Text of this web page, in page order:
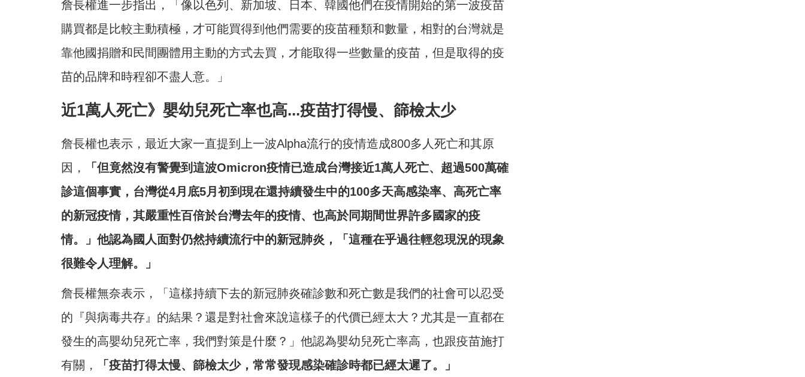
詹長權進一步指出，「像以色列、新加坡、日本、韓國他們在疫情開始的第一波疫苗
購買都是比較主動積極，才可能買得到他們需要的疫苗種類和數量，相對的台灣就是
靠他國捐贈和民間團體用主動的方式去買，才能取得一些數量的疫苗，但是取得的疫
苗的品牌和時程卻不盡人意。」
近1萬人死亡》嬰幼兒死亡率也高...疫苗打得慢、篩檢太少
詹長權也表示，最近大家一直提到上一波Alpha流行的疫情造成800多人死亡和其原
因，
「但竟然沒有警覺到這波Omicron疫情已造成台灣接近1萬人死亡、超過500萬確
診這個事實，台灣從4月底5月初到現在還持續發生中的100多天高感染率、高死亡率
的新冠疫情，其嚴重性百倍於台灣去年的疫情、也高於同期間世界許多國家的疫
情。」他認為國人面對仍然持續流行中的新冠肺炎，「這種在乎過往輕忽現況的現象
很難令人理解。」
詹長權無奈表示，「這樣持續下去的新冠肺炎確診數和死亡數是我們的社會可以忍受
的『與病毒共存』的結果？還是對社會來說這樣子的代價已經太大？尤其是一直都在
發生的高嬰幼兒死亡率，我們對策是什麼？」他認為嬰幼兒死亡率高，也跟疫苗施打
有關，
「疫苗打得太慢、篩檢太少，常常發現感染確診時都已經太遲了。」